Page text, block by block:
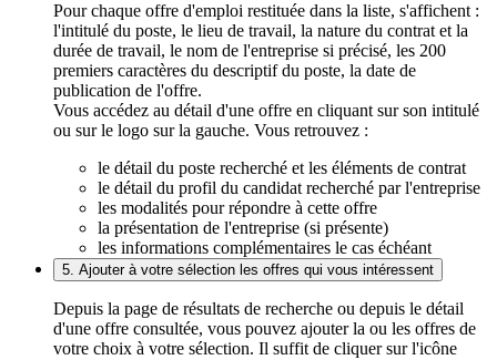
Pour chaque offre d'emploi restituée dans la liste, s'affichent :
l'intitulé du poste, le lieu de travail, la nature du contrat et la
durée de travail, le nom de l'entreprise si précisé, les 200
premiers caractères du descriptif du poste, la date de
publication de l'offre.
Vous accédez au détail d'une offre en cliquant sur son intitulé
ou sur le logo sur la gauche. Vous retrouvez :
le détail du poste recherché et les éléments de contrat
le détail du profil du candidat recherché par l'entreprise
les modalités pour répondre à cette offre
la présentation de l'entreprise (si présente)
les informations complémentaires le cas échéant
5. Ajouter à votre sélection les offres qui vous intéressent
Depuis la page de résultats de recherche ou depuis le détail
d'une offre consultée, vous pouvez ajouter la ou les offres de
votre choix à votre sélection. Il suffit de cliquer sur l'icône